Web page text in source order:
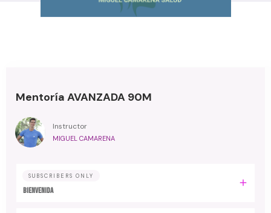
Mentoría AVANZADA 90M
Instructor
MIGUEL CAMARENA
SUBSCRIBERS ONLY
BIENVENIDA